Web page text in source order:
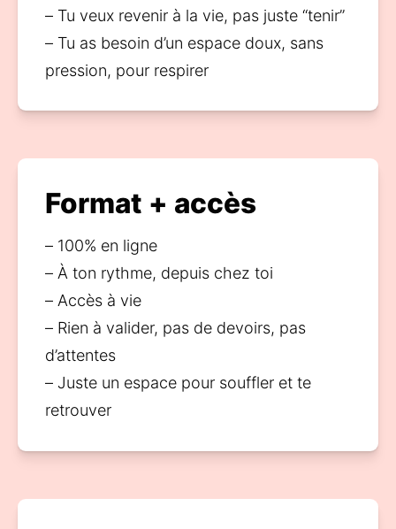
– Tu veux revenir à la vie, pas juste “tenir”
– Tu as besoin d’un espace doux, sans
pression, pour respirer
Format + accès
– 100% en ligne
– À ton rythme, depuis chez toi
– Accès à vie
– Rien à valider, pas de devoirs, pas
d’attentes
– Juste un espace pour souffler et te
retrouver